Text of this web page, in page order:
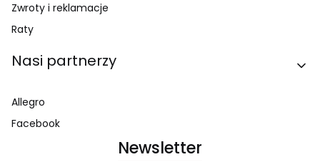
Zwroty i reklamacje
Raty
Nasi partnerzy
Allegro
Facebook
Newsletter